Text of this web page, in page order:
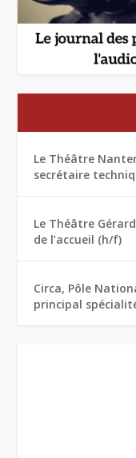
Le Théâtre
secrétaire
Le Théâtre
de l’accueil (h/f)
Circa, Pôle
principal